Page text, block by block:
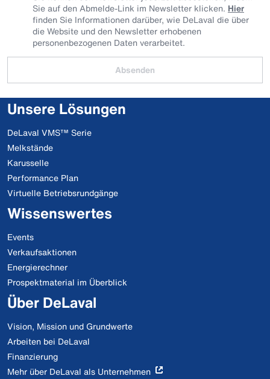
Sie auf den Abmelde-Link im Newsletter klicken. Hier
finden Sie Informationen darüber, wie DeLaval die über
die Website und den Newsletter erhobenen
personenbezogenen Daten verarbeitet.
Absenden
Unsere Lösungen
DeLaval VMS™ Serie
Melkstände
Karusselle
Performance Plan
Virtuelle Betriebsrundgänge
Wissenswertes
Events
Verkaufsaktionen
Energierechner
Prospektmaterial im Überblick
Über DeLaval
Vision, Mission und Grundwerte
Arbeiten bei DeLaval
Finanzierung
Mehr über DeLaval als Unternehmen